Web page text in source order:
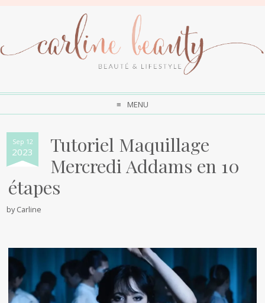
MENU
Sep 12
2023
Tutoriel Maquillage
Mercredi Addams en 10
étapes
byCarline